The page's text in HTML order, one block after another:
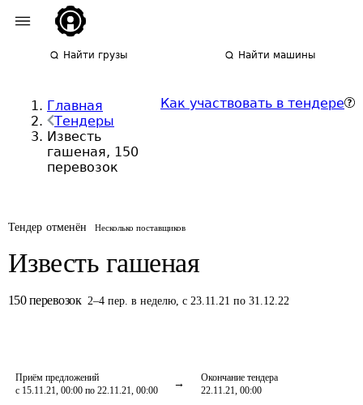
Найти грузы Найти машины
Главная
Тендеры
Известь
гашеная, 150
перевозок
Как участвовать в тендере
Тендер отменён Несколько поставщиков
Известь гашеная
150 перевозок 2–4 пер. в неделю,с 23.11.21 по 31.12.22
Приём предложений
с 15.11.21, 00:00 по 22.11.21, 00:00
Окончание тендера
22.11.21, 00:00